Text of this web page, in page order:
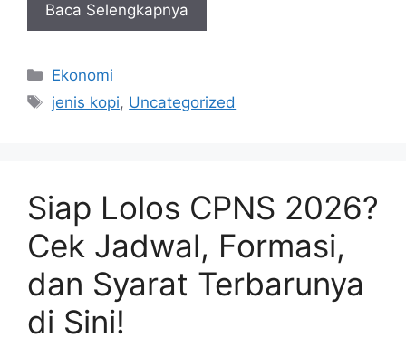
Baca Selengkapnya
Kategori
Ekonomi
Tag
jenis kopi, Uncategorized
Siap Lolos CPNS 2026?
Cek Jadwal, Formasi,
dan Syarat Terbarunya
di Sini!